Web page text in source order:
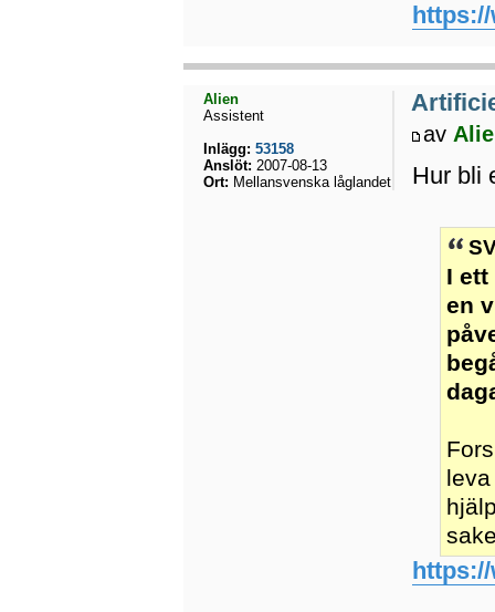
av
Hur bli
I ett
en
Alien
Assistent
Inlägg: 53158
Anslöt: 2007-08-13
Ort: Mellansvenska låglandet